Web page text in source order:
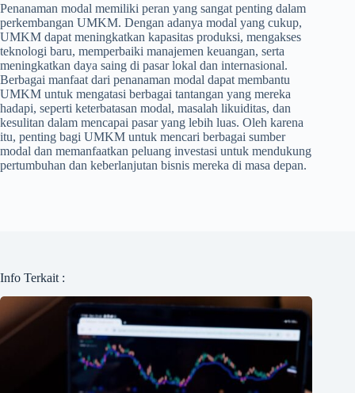
Penanaman modal memiliki peran yang sangat penting dalam
perkembangan UMKM. Dengan adanya modal yang cukup,
UMKM dapat meningkatkan kapasitas produksi, mengakses
teknologi baru, memperbaiki manajemen keuangan, serta
meningkatkan daya saing di pasar lokal dan internasional.
Berbagai manfaat dari penanaman modal dapat membantu
UMKM untuk mengatasi berbagai tantangan yang mereka
hadapi, seperti keterbatasan modal, masalah likuiditas, dan
kesulitan dalam mencapai pasar yang lebih luas. Oleh karena
itu, penting bagi UMKM untuk mencari berbagai sumber
modal dan memanfaatkan peluang investasi untuk mendukung
pertumbuhan dan keberlanjutan bisnis mereka di masa depan.
Info Terkait :